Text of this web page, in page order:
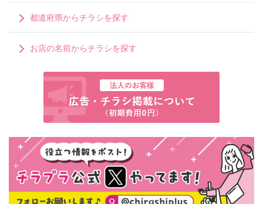
都道府県からチラシを探す
お店の名前からチラシを探す